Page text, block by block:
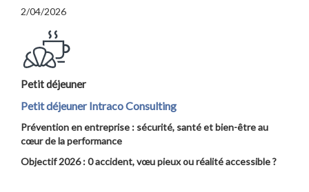
2/04/2026
Petit déjeuner
Petit déjeuner Intraco Consulting
Prévention en entreprise : sécurité, santé et bien-être au
cœur de la performance
Objectif 2026 : 0 accident, vœu pieux ou réalité accessible ?